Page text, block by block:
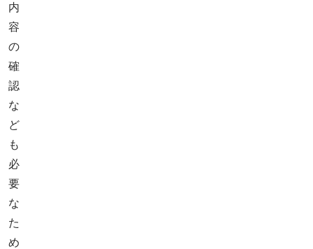
内
容
の
確
認
な
ど
も
必
要
な
た
め